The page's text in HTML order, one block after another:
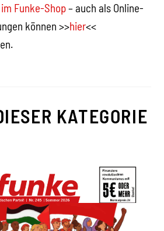
Funke-Shop– auch als Online-
können >>hier<<
KATEGORIE